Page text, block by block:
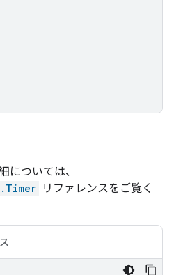
については、
リファレンスをご覧く